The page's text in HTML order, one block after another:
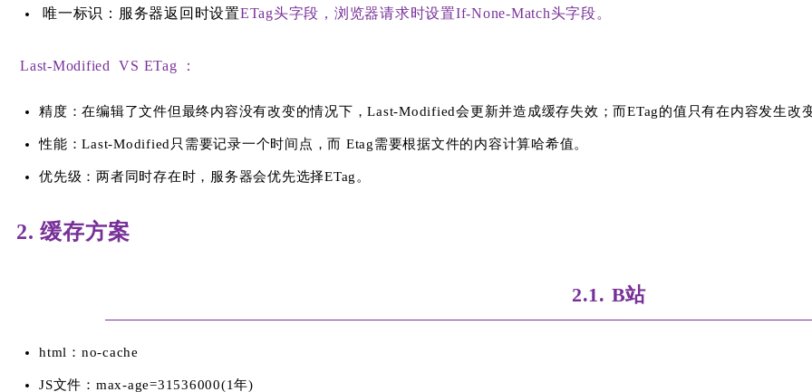
唯一标识：服务器返回时设置ETag头字段，浏览器请求时设置If-None-Match头字段。
Last-Modified VS ETag ：
精度：在编辑了文件但最终内容没有改变的情况下，Last-Modified会更新并造成缓存失效；而ETag的值只有在内容发生改
性能：Last-Modified只需要记录一个时间点，而 Etag需要根据文件的内容计算哈希值。
优先级：两者同时存在时，服务器会优先选择ETag。
2. 缓存方案
2.1. B站
html：no-cache
JS文件：max-age=31536000(1年)